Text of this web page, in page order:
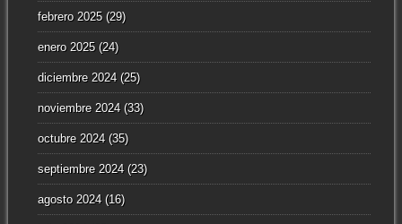
febrero 2025(29)
enero 2025(24)
diciembre 2024(25)
noviembre 2024(33)
octubre 2024(35)
septiembre 2024(23)
agosto 2024(16)